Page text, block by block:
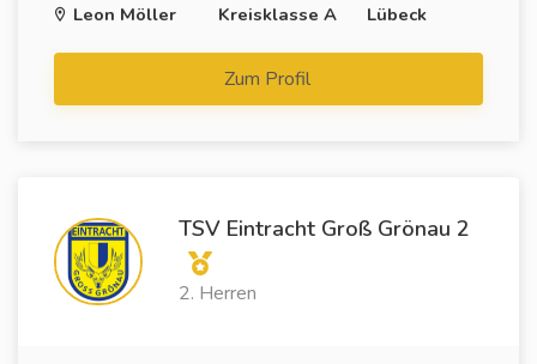
Leon Möller
Kreisklasse A
Lübeck
Zum Profil
TSV Eintracht Groß Grönau 2
2. Herren